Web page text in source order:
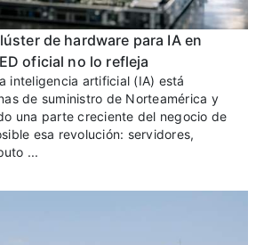
de hardware para IA en
oficial no lo refleja
inteligencia artificial (IA) está
de suministro de Norteamérica y
una parte creciente del negocio de
esa revolución: servidores,
...